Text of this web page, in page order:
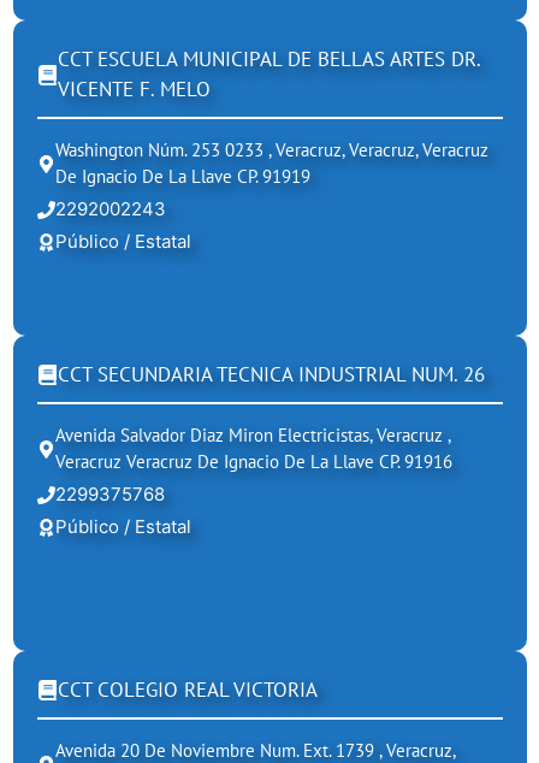
CCT ESCUELA MUNICIPAL DE BELLAS ARTES DR.
VICENTE F. MELO
Washington Núm. 253 0233 , Veracruz, Veracruz, Veracruz
De Ignacio De La Llave CP. 91919
2292002243
Público / Estatal
CCT SECUNDARIA TECNICA INDUSTRIAL NUM. 26
Avenida Salvador Diaz Miron Electricistas, Veracruz ,
Veracruz Veracruz De Ignacio De La Llave CP. 91916
2299375768
Público / Estatal
CCT COLEGIO REAL VICTORIA
Avenida 20 De Noviembre Num. Ext. 1739 , Veracruz,